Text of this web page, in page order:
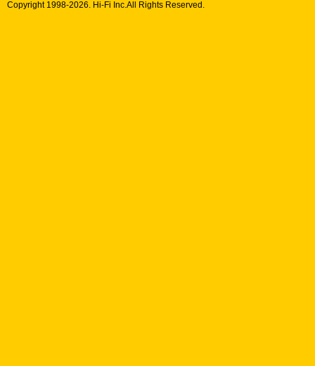
Copyright 1998-2026. Hi-Fi Inc.All Rights Reserved.